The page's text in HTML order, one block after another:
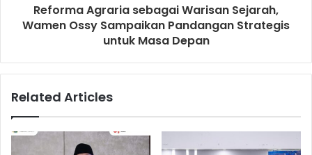
Reforma Agraria sebagai Warisan Sejarah,
Wamen Ossy Sampaikan Pandangan Strategis
untuk Masa Depan
Related Articles